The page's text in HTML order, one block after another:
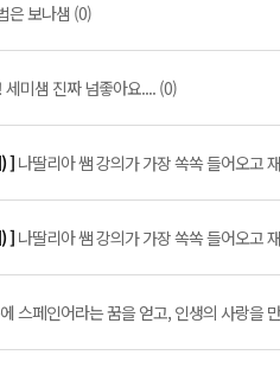
은 보나샘 (0)
미샘 진짜 넘좋아요.... (0)
]나딸리아 쌤 강의가 가장 쏙쏙 들어오고
]나딸리아 쌤 강의가 가장 쏙쏙 들어오고
스페인어라는 꿈을 얻고, 인생의 사랑을